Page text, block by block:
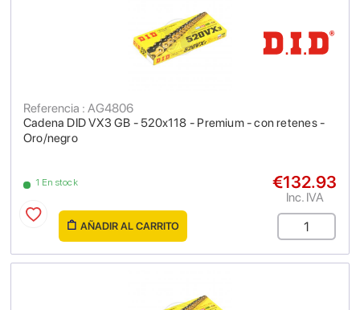
Cadena DID VX3 GB - 520x118 - Premium - con retenes -
Oro/negro
Referencia : AG4806
1 En stock €132.93
Inc. IVA
AÑADIR AL CARRITO